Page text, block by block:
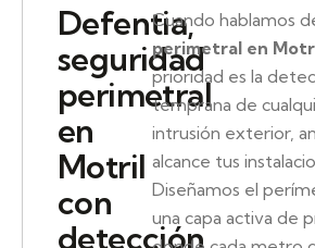
Defentia,
seguridad
perimetral
en
Motril
con
detección
Cuando hablamos
perimetral en
prioridad es la
temprana de
intrusión exterior,
alcance tus
Diseñamos el
una capa activa de